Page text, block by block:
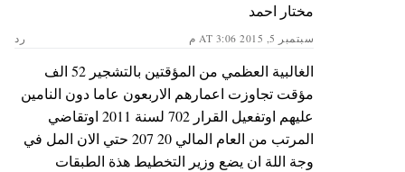
مختار احمد
سبتمبر 5, 2015 AT 3:06 م رد
الغالبية العظمي من المؤقتين بالتشجير 52 الف
مؤقت تجاوزت اعمارهم الاربعون عاما دون النامين
عليهم اوتفعيل القرار 702 لسنة 2011 اوتقاضي
المرتب من العام المالي 20 207 حتي الان المل في
وجة اللة ان يضع وزير التخطيط هذة الطبقات